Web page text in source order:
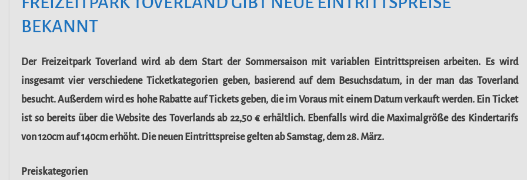
BEKANNT
Der Freizeitpark Toverland wird ab dem Start der Sommersaison mit variablen Eintrittspreisen arbeiten. Es wird
insgesamt vier verschiedene Ticketkategorien geben, basierend auf dem Besuchsdatum, in der man das Toverland
besucht. Außerdem wird es hohe Rabatte auf Tickets geben, die im Voraus mit einem Datum verkauft werden. Ein Ticket
ist so bereits über die Website des Toverlands ab 22,50 € erhältlich. Ebenfalls wird die Maximalgröße des Kindertarifs
von 120cm auf 140cm erhöht. Die neuen Eintrittspreise gelten ab Samstag, dem 28. März.
Preiskategorien